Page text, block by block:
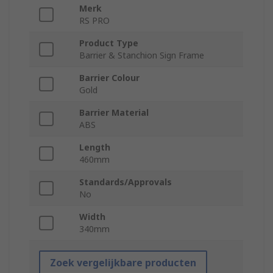
Merk
RS PRO
Product Type
Barrier & Stanchion Sign Frame
Barrier Colour
Gold
Barrier Material
ABS
Length
460mm
Standards/Approvals
No
Width
340mm
Zoek vergelijkbare producten